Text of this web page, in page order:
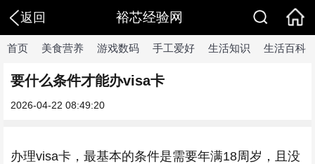
返回 裕芯经验网
首页 美食营养 游戏数码 手工爱好 生活知识 生活百科
要什么条件才能办visa卡
2026-04-22 08:49:20
办理visa卡，最基本的条件是需要年满18周岁，且没